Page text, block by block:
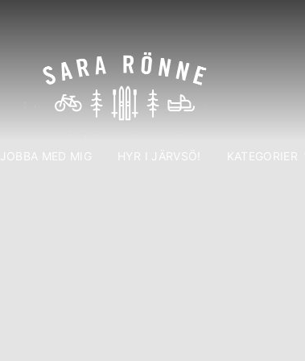
JOBBA MED MIG HYR I JÄRVSÖ! KATEGORIER